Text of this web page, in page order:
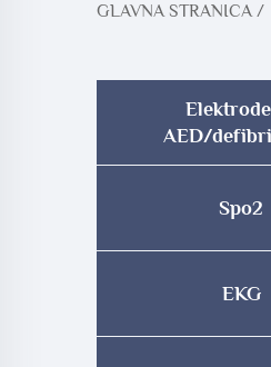
GLAVNA STRANICA/
AED/
Spo2
EKG